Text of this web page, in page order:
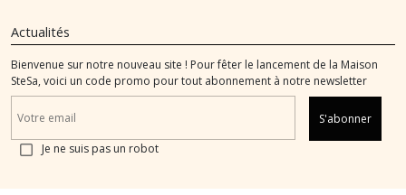
Actualités
Bienvenue sur notre nouveau site ! Pour fêter le lancement de la Maison
SteSa, voici un code promo pour tout abonnement à notre newsletter
S'abonner
Je ne suis pas un robot